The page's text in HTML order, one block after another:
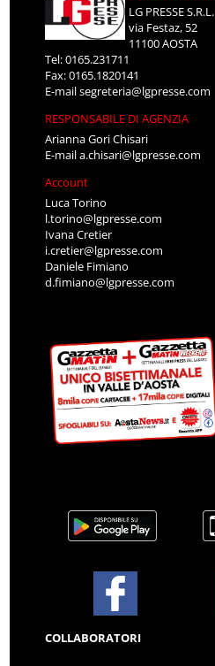
LG PRESSE S.R.L.
via Festaz, 52
11100 AOSTA
Tel: 0165.231711
Fax: 0165.1820141
E-mailsegreteria@lgpresse.com
RESPONSABILE DI AGENZIA
Arianna Gori Chisari
E-maila.chisari@lgpresse.com
Account
Luca Torino
l.torino@lgpresse.com
Ivana Cretier
i.cretier@lgpresse.com
Daniele Fimiano
d.fimiano@lgpresse.com
COLLABORATORI